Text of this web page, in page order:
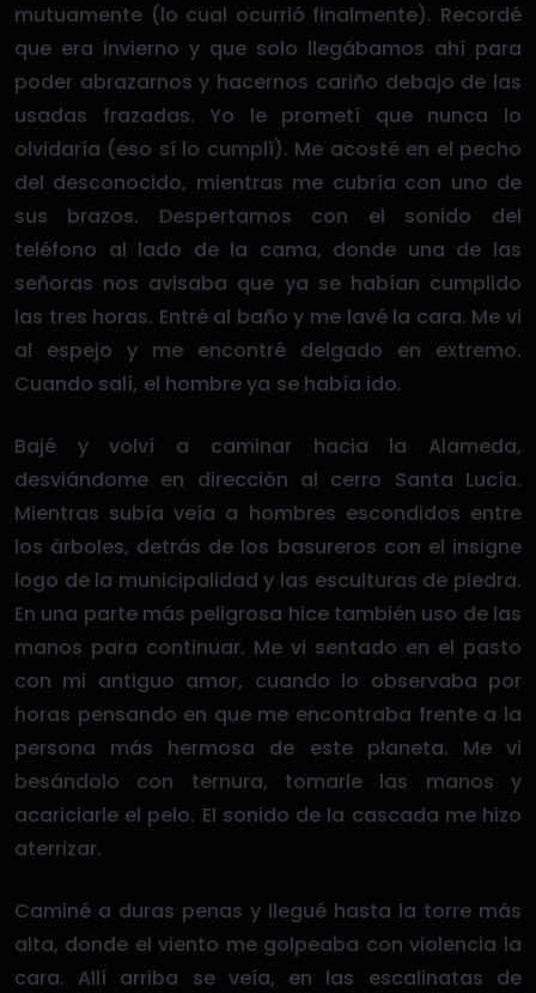
mutuamente (lo cual ocurrió finalmente). Recordé
que era invierno y que solo llegábamos ahí para
poder abrazarnos y hacernos cariño debajo de las
usadas frazadas. Yo le prometí que nunca lo
olvidaría (eso sí lo cumplí). Me acosté en el pecho
del desconocido, mientras me cubría con uno de
sus brazos. Despertamos con el sonido del
teléfono al lado de la cama, donde una de las
señoras nos avisaba que ya se habían cumplido
las tres horas. Entré al baño y me lavé la cara. Me vi
al espejo y me encontré delgado en extremo.
Cuando salí, el hombre ya se había ido.
Bajé y volví a caminar hacia la Alameda,
desviándome en dirección al cerro Santa Lucía.
Mientras subía veía a hombres escondidos entre
los árboles, detrás de los basureros con el insigne
logo de la municipalidad y las esculturas de piedra.
En una parte más peligrosa hice también uso de las
manos para continuar. Me vi sentado en el pasto
con mi antiguo amor, cuando lo observaba por
horas pensando en que me encontraba frente a la
persona más hermosa de este planeta. Me vi
besándolo con ternura, tomarle las manos y
acariciarle el pelo. El sonido de la cascada me hizo
aterrizar.
Caminé a duras penas y llegué hasta la torre más
alta, donde el viento me golpeaba con violencia la
cara. Allí arriba se veía, en las escalinatas de